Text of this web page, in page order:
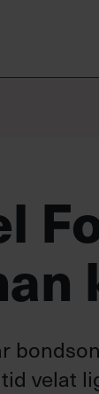
velat